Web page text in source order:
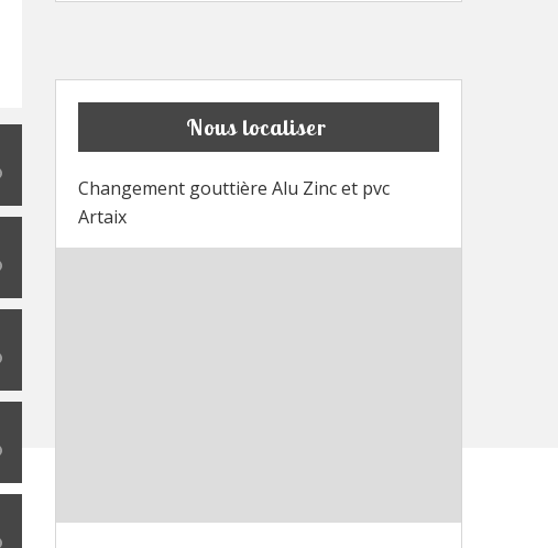
Nous localiser
Changement gouttière Alu Zinc et pvc
Artaix